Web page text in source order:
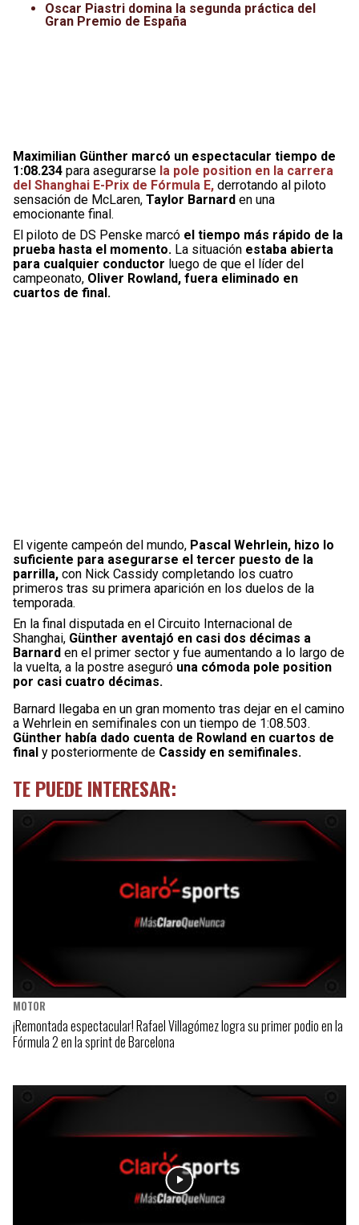
Oscar Piastri domina la segunda práctica del
Gran Premio de España
Maximilian Günther marcó un espectacular tiempo de
1:08.234 para asegurarse la pole position en la carrera
del Shanghai E-Prix de Fórmula E, derrotando al piloto
sensación de McLaren, Taylor Barnard en una
emocionante final.
El piloto de DS Penske marcó el tiempo más rápido de la
prueba hasta el momento. La situación estaba abierta
para cualquier conductor luego de que el líder del
campeonato, Oliver Rowland, fuera eliminado en
cuartos de final.
El vigente campeón del mundo, Pascal Wehrlein, hizo lo
suficiente para asegurarse el tercer puesto de la
parrilla, con Nick Cassidy completando los cuatro
primeros tras su primera aparición en los duelos de la
temporada.
En la final disputada en el Circuito Internacional de
Shanghai, Günther aventajó en casi dos décimas a
Barnard en el primer sector y fue aumentando a lo largo de
la vuelta, a la postre aseguró una cómoda pole position
por casi cuatro décimas.
Barnard llegaba en un gran momento tras dejar en el camino
a Wehrlein en semifinales con un tiempo de 1:08.503.
Günther había dado cuenta de Rowland en cuartos de
final y posteriormente de Cassidy en semifinales.
TE PUEDE INTERESAR:
MOTOR
¡Remontada espectacular! Rafael Villagómez logra su primer podio en la
Fórmula 2 en la sprint de Barcelona